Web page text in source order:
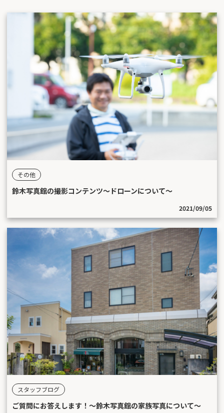
その他
鈴木写真館の撮影コンテンツ〜ドローンについて〜
2021/09/05
スタッフブログ
ご質問にお答えします！〜鈴木写真館の家族写真について〜